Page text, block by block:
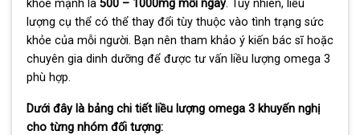
khỏe mạnh là 500 – 1000mg mỗi ngày. Tuy nhiên, liều
lượng cụ thể có thể thay đổi tùy thuộc vào tình trạng sức
khỏe của mỗi người. Bạn nên tham khảo ý kiến bác sĩ hoặc
chuyên gia dinh dưỡng để được tư vấn liều lượng omega 3
phù hợp.
Dưới đây là bảng chi tiết liều lượng omega 3 khuyến nghị
cho từng nhóm đối tượng: